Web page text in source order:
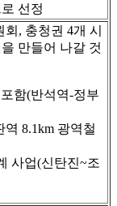
선정
, 충청권 4개 시
만들어 나갈 것
함(반석역-정부
8.1km 광역철
사업(신탄진~조